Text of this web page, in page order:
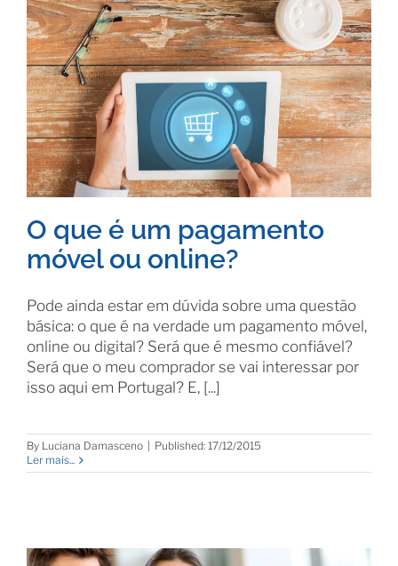
O que é um pagamento
móvel ou online?
Pode ainda estar em dúvida sobre uma questão
básica: o que é na verdade um pagamento móvel,
online ou digital? Será que é mesmo confiável?
Será que o meu comprador se vai interessar por
isso aqui em Portugal? E, [...]
By Luciana Damasceno
Published: 17/12/2015
Ler mais...